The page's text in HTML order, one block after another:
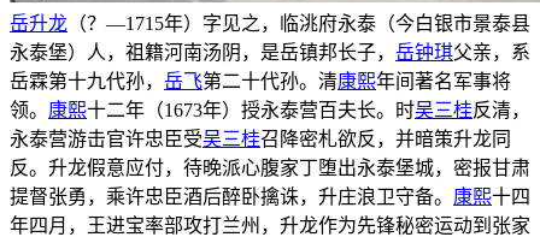
岳升龙 （？—1715年）字见之，临洮府永泰（今白银市景泰县
永泰堡）人，祖籍河南汤阴，是岳镇邦长子， 岳钟琪父亲，系
岳霖第十九代孙， 岳飞第二十代孙。清康熙年间著名军事将
领。 康熙十二年（1673年）授永泰营百夫长。时吴三桂反清，
永泰营游击官许忠臣受吴三桂召降密札欲反，并暗策升龙同
反。升龙假意应付，待晚派心腹家丁堕出永泰堡城，密报甘肃
提督张勇，乘许忠臣酒后醉卧擒诛，升庄浪卫守备。 康熙十四
年四月，王进宝率部攻打兰州，升龙作为先锋秘密运动到张家